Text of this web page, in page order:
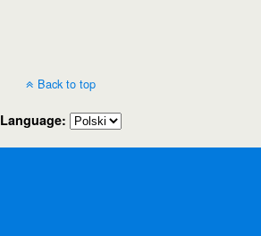
Back to top
Language: